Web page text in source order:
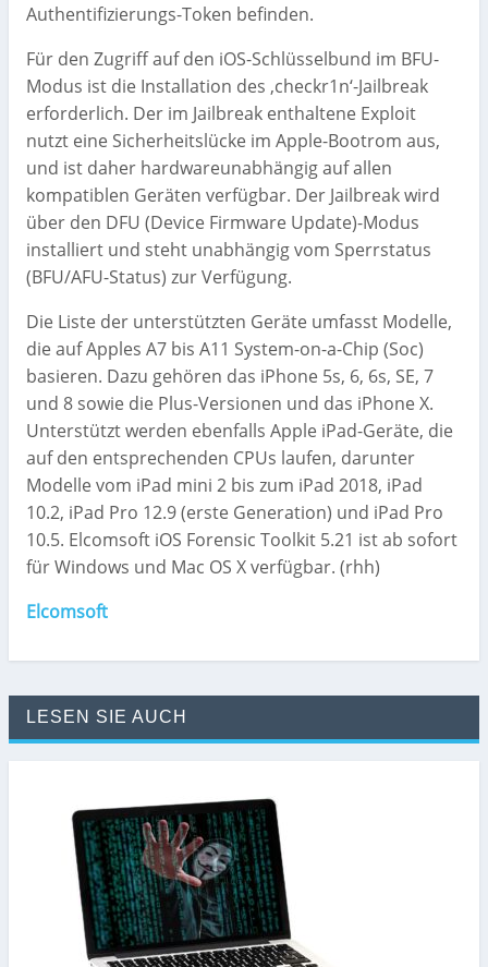
Authentifizierungs-Token befinden.
Für den Zugriff auf den iOS-Schlüsselbund im BFU-
Modus ist die Installation des ‚checkr1n‘-Jailbreak
erforderlich. Der im Jailbreak enthaltene Exploit
nutzt eine Sicherheitslücke im Apple-Bootrom aus,
und ist daher hardwareunabhängig auf allen
kompatiblen Geräten verfügbar. Der Jailbreak wird
über den DFU (Device Firmware Update)-Modus
installiert und steht unabhängig vom Sperrstatus
(BFU/AFU-Status) zur Verfügung.
Die Liste der unterstützten Geräte umfasst Modelle,
die auf Apples A7 bis A11 System-on-a-Chip (Soc)
basieren. Dazu gehören das iPhone 5s, 6, 6s, SE, 7
und 8 sowie die Plus-Versionen und das iPhone X.
Unterstützt werden ebenfalls Apple iPad-Geräte, die
auf den entsprechenden CPUs laufen, darunter
Modelle vom iPad mini 2 bis zum iPad 2018, iPad
10.2, iPad Pro 12.9 (erste Generation) und iPad Pro
10.5. Elcomsoft iOS Forensic Toolkit 5.21 ist ab sofort
für Windows und Mac OS X verfügbar. (rhh)
Elcomsoft
LESEN SIE AUCH